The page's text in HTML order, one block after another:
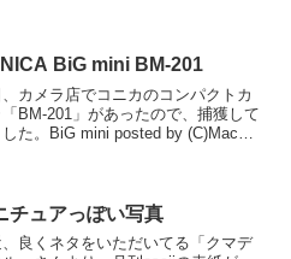
じだったのでしょうが、...
BiG mini BM-201
カメラ店でコニカのコンパクトカ
「BM-201」があったので、捕獲して
した。BiG mini posted by (C)MacBS
チュアっぽい写真
良くネタをいただいてる「クマデ